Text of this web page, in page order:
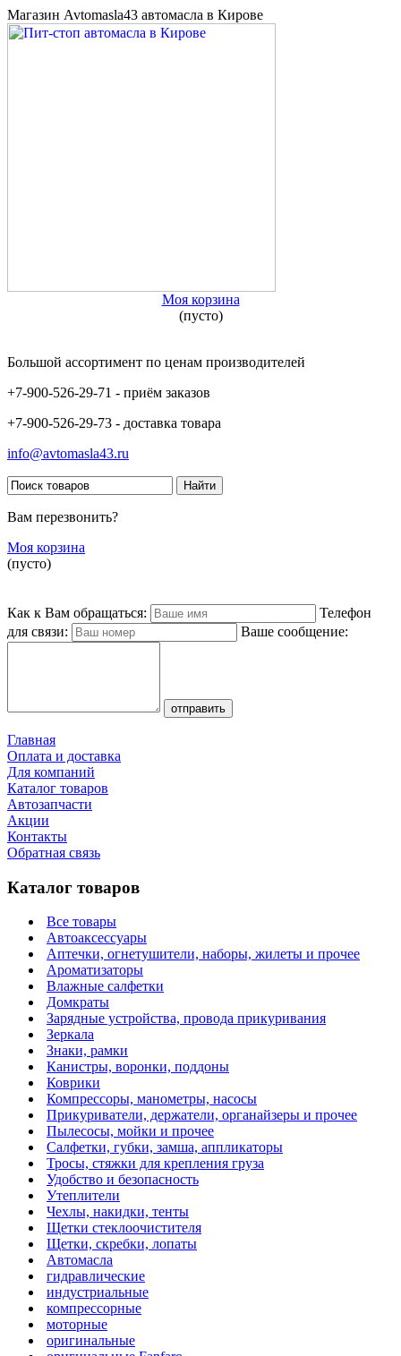
Магазин Avtomasla43 автомасла в Кирове
Моя корзина
(пусто)
Большой ассортимент по ценам производителей
+7-900-526-29-71 - приём заказов
+7-900-526-29-73 - доставка товара
info@avtomasla43.ru
Вам перезвонить?
Моя корзина
(пусто)
Как к Вам обращаться:
Телефон
для связи:
Ваше сообщение:
Главная
Оплата и доставка
Для компаний
Каталог товаров
Автозапчасти
Акции
Контакты
Обратная связь
Каталог товаров
Все товары
Автоаксессуары
Аптечки, огнетушители, наборы, жилеты и прочее
Ароматизаторы
Влажные салфетки
Домкраты
Зарядные устройства, провода прикуривания
Зеркала
Знаки, рамки
Канистры, воронки, поддоны
Коврики
Компрессоры, манометры, насосы
Прикуриватели, держатели, органайзеры и прочее
Пылесосы, мойки и прочее
Салфетки, губки, замша, аппликаторы
Тросы, стяжки для крепления груза
Удобство и безопасность
Утеплители
Чехлы, накидки, тенты
Щетки стеклоочистителя
Щетки, скребки, лопаты
Автомасла
гидравлические
индустриальные
компрессорные
моторные
оригинальные